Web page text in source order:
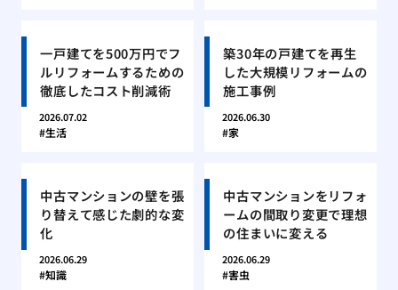
一戸建てを500万円でフ
ルリフォームするための
徹底したコスト削減術
2026.07.02
生活
築30年の戸建てを再生
した大規模リフォームの
施工事例
2026.06.30
家
中古マンションの壁を張
り替えて感じた劇的な変
化
2026.06.29
知識
中古マンションをリフォ
ームの間取り変更で理想
の住まいに変える
2026.06.29
害虫